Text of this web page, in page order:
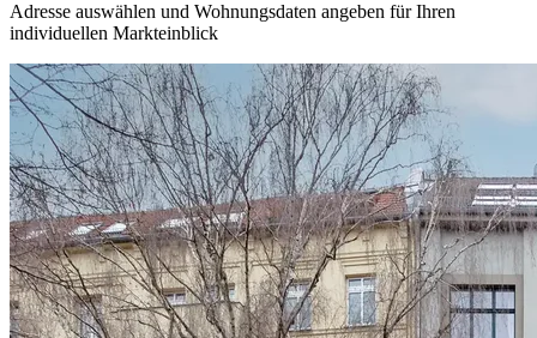
Adresse auswählen und Wohnungsdaten angeben für Ihren
individuellen Markteinblick